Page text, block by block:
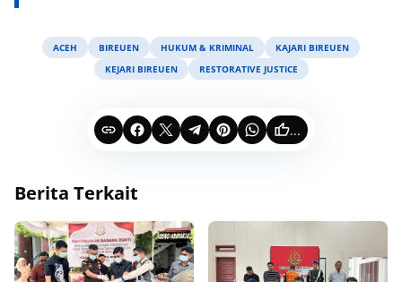
ACEH BIREUEN HUKUM & KRIMINAL
KAJARI BIREUEN
KEJARI BIREUEN
RESTORATIVE JUSTICE
...
Berita Terkait